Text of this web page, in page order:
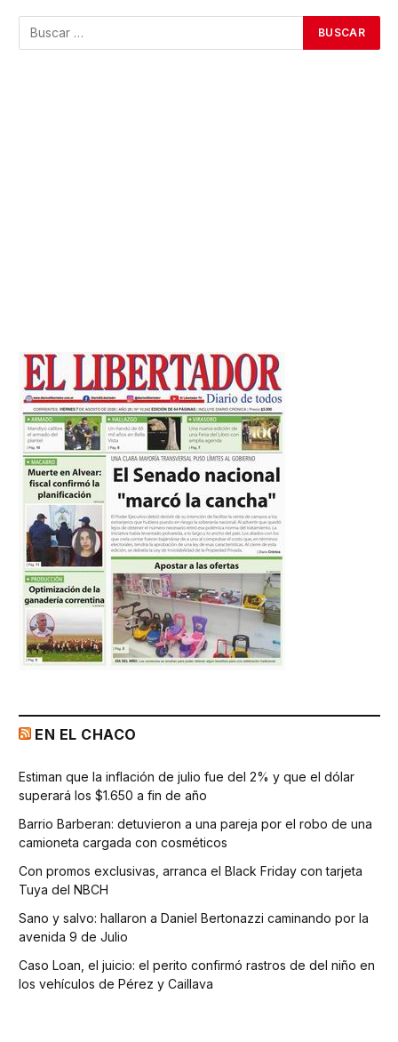
EN EL CHACO
Estiman que la inflación de julio fue del 2% y que el dólar
superará los $1.650 a fin de año
Barrio Barberan: detuvieron a una pareja por el robo de una
camioneta cargada con cosméticos
Con promos exclusivas, arranca el Black Friday con tarjeta
Tuya del NBCH
Sano y salvo: hallaron a Daniel Bertonazzi caminando por la
avenida 9 de Julio
Caso Loan, el juicio: el perito confirmó rastros de del niño en
los vehículos de Pérez y Caillava